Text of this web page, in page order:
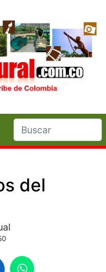
del